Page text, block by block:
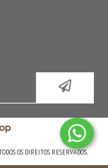
OS DIREITOS RESERVADOS.